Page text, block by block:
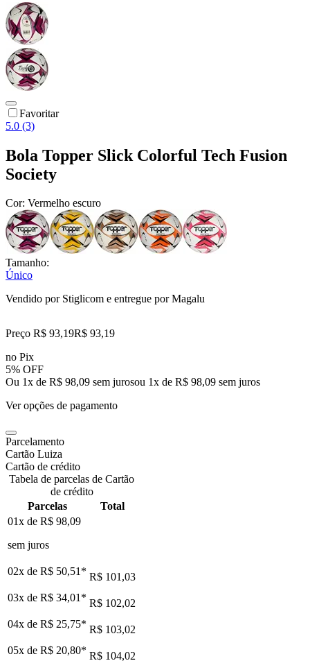
Favoritar
5.0 (3)
Bola Topper Slick Colorful Tech Fusion
Society
Cor: Vermelho escuro
Tamanho:
Único
Vendido por Stiglicom e entregue por Magalu
Preço R$ 93,19R$ 93,19
no Pix
5% OFF
Ou 1x de R$ 98,09 sem jurosou 1x de R$ 98,09 sem juros
Ver opções de pagamento
Parcelamento
Cartão Luiza
Cartão de crédito
Tabela de parcelas de Cartão
de crédito
Parcelas
Total
01x de R$ 98,09
sem juros
02x de R$ 50,51* R$ 101,03
03x de R$ 34,01* R$ 102,02
04x de R$ 25,75* R$ 103,02
05x de R$ 20,80* R$ 104,02